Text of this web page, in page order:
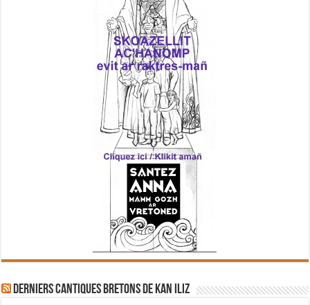
Derniers cantiques bretons de Kan Iliz